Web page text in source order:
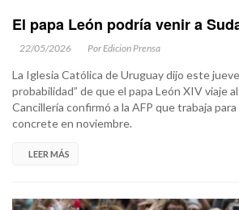
El papa León podría venir a
22/05/2026 Por Edicion Prensa
La Iglesia Católica de Uruguay dijo este
probabilidad” de que el papa León XIV viaje
Cancillería confirmó a la AFP que trabaja
concrete en noviembre.
LEER MÁS